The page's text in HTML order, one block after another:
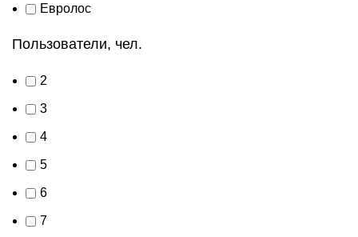
Евролос
Пользователи, чел.
2
3
4
5
6
7